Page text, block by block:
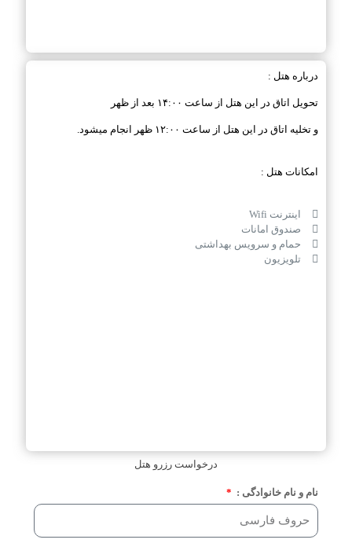
درباره هتل :
تحویل اتاق در این هتل از ساعت ۱۴:۰۰ بعد از ظهر
و تخلیه اتاق در این هتل از ساعت ۱۲:۰۰ ظهر انجام میشود.
امکانات هتل :
اینترنت Wifi
صندوق امانات
حمام و سرویس بهداشتی
تلویزیون
درخواست رزرو هتل
نام و نام خانوادگی :